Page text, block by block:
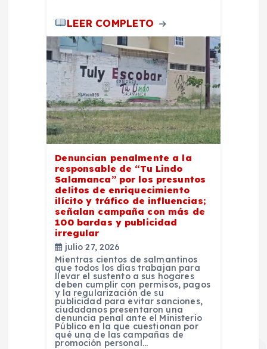
LEER COMPLETO
Denuncian penalmente a la
responsable de “Tu Lindo
Salamanca” por los presuntos
delitos de enriquecimiento
ilícito y tráfico de influencias;
señalan campaña con más de
100 bardas y publicidad
irregular
julio 27, 2026
Mientras cientos de salmantinos
que todos los días trabajan para
llevar el sustento a sus hogares
deben cumplir con permisos, pagos
y la regularización de su
publicidad para evitar sanciones,
ciudadanos presentaron una
denuncia penal ante el Ministerio
Público en la que cuestionan por
qué una de las campañas de
promoción personal…